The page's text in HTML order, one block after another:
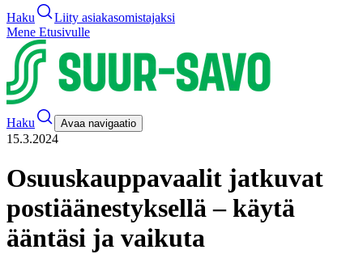
Haku
Liity asiakasomistajaksi
Mene Etusivulle
Haku Avaa navigaatio
15.3.2024
Osuuskauppavaalit jatkuvat
postiäänestyksellä – käytä
ääntäsi ja vaikuta